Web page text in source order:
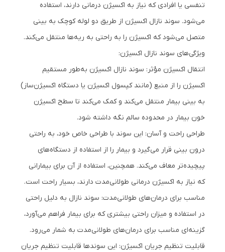
تنفسی یا افرادی که نیاز به اکسیژن درمانی دارند، استفاده
می‌شود. سوند نازال اکسیژن از طریق دو لوله کوچک به بینی
متصل می‌شود که اکسیژن را به راحتی به ریه‌ها منتقل می‌کند.
ویژگی‌های سوند نازال اکسیژن:
انتقال اکسیژن مؤثر: سوند نازال اکسیژن به‌طور مستقیم
اکسیژن را از منبع (مانند کپسول اکسیژن یا دستگاه اکسیژن‌ساز)
به بینی بیمار منتقل می‌کند و کمک می‌کند تا سطح اکسیژن
خون بیمار در محدوده سالم نگه داشته شود.
طراحی راحت و آسان: این سوند با طراحی خاص خود، به راحتی
درون بینی قرار می‌گیرد و بیمار را از استفاده از دستگاه‌های
پیچیده‌تر معاف می‌کند. همچنین، استفاده از آن برای بیمارانی
که نیاز به اکسیژن درمانی طولانی‌مدت دارند، بسیار راحت است.
مناسب برای درمان‌های طولانی‌مدت: سوند نازال به دلیل راحتی
در استفاده و میزان راحتی بیشتری که برای بیمار فراهم می‌آورد،
گزینه‌ای مناسب برای درمان‌های طولانی‌مدت به شمار می‌رود.
قابلیت تنظیم جریان اکسیژن: این سوند‌ها قابلیت تنظیم جریان